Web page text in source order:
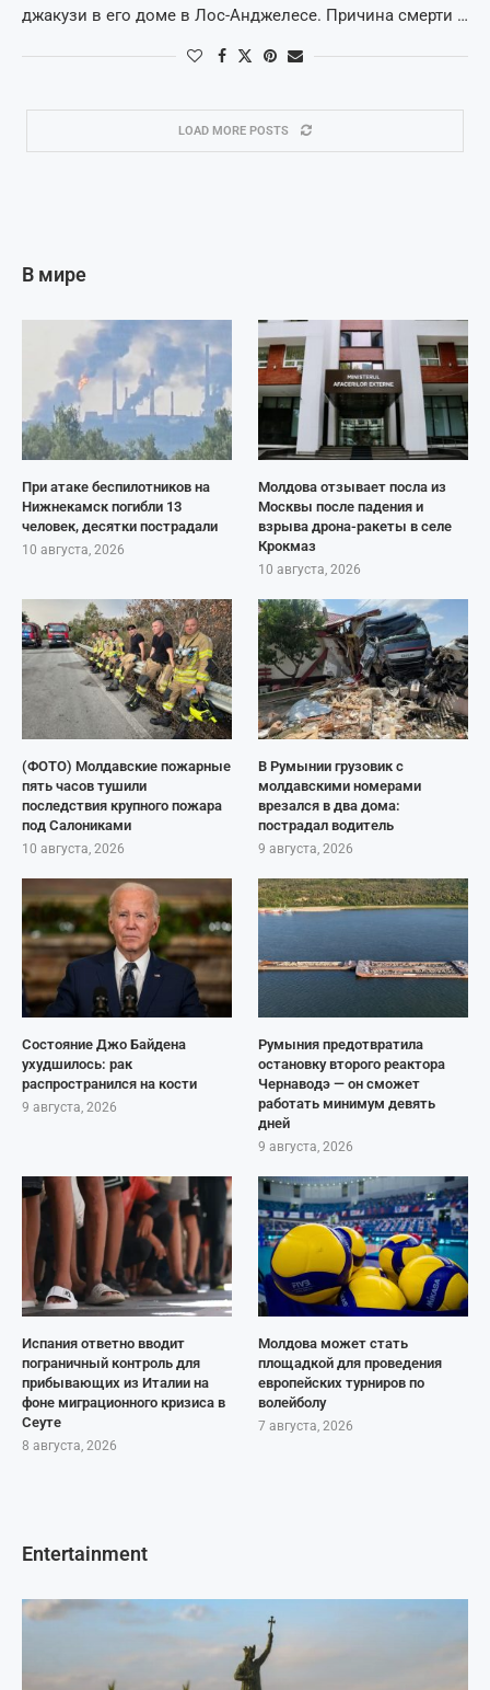
джакузи в его доме в Лос-Анджелесе. Причина смерти …
LOAD MORE POSTS
В мире
При атаке беспилотников на
Нижнекамск погибли 13
человек, десятки пострадали
10 августа, 2026
Молдова отзывает посла из
Москвы после падения и
взрыва дрона-ракеты в селе
Крокмаз
10 августа, 2026
(ФОТО) Молдавские пожарные
пять часов тушили
последствия крупного пожара
под Салониками
10 августа, 2026
В Румынии грузовик с
молдавскими номерами
врезался в два дома:
пострадал водитель
9 августа, 2026
Состояние Джо Байдена
ухудшилось: рак
распространился на кости
9 августа, 2026
Румыния предотвратила
остановку второго реактора
Чернаводэ — он сможет
работать минимум девять
дней
9 августа, 2026
Испания ответно вводит
пограничный контроль для
прибывающих из Италии на
фоне миграционного кризиса в
Сеуте
8 августа, 2026
Молдова может стать
площадкой для проведения
европейских турниров по
волейболу
7 августа, 2026
Entertainment